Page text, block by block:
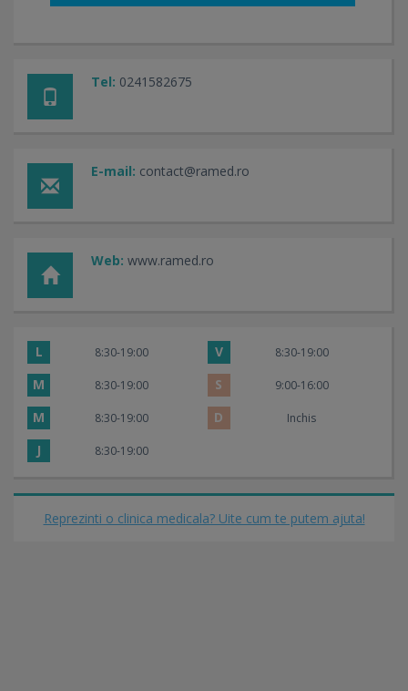
Tel: 0241582675
E-mail: contact@ramed.ro
Web: www.ramed.ro
L 8:30-19:00 V 8:30-19:00
M 8:30-19:00 S 9:00-16:00
M 8:30-19:00 D Inchis
J 8:30-19:00
Reprezinti o clinica medicala? Uite cum te putem ajuta!